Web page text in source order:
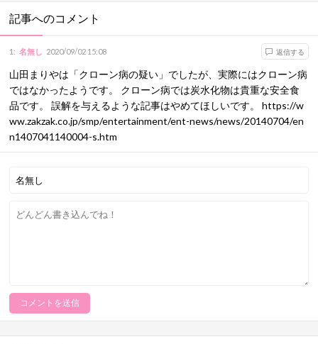
記事へのコメント
1 : 名無し 2020/09/02 15:08 返信する
山田まりやは「クローン病の疑い」でしたが、実際にはクローン病
ではなかったようです。 クローン病では炭水化物は貴重な安全食
品です。 誤解を与えるような記事はやめてほしいです。 https://w
ww.zakzak.co.jp/smp/entertainment/ent-news/news/20140704/en
n1407041140004-s.htm